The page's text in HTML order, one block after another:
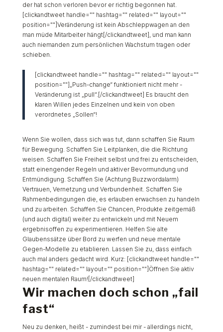
der hat schon verloren bevor er richtig begonnen hat.
[clickandtweet handle="" hashtag="" related="" layout=""
position=""]Veränderung ist kein Abschleppwagen an den
man müde Mitarbeiter hängt[/clickandtweet], und man kann
auch niemanden zum persönlichen Wachstum tragen oder
schieben.
[clickandtweet handle="" hashtag="" related="" layout=""
position=""]„Push-change“ funktioniert nicht mehr -
Veränderung ist „pull“.[/clickandtweet] Es braucht den
klaren Willen jedes Einzelnen und kein von oben
verordnetes „Sollen“!
Wenn Sie wollen, dass sich was tut, dann schaffen Sie Raum
für Bewegung. Schaffen Sie Leitplanken, die die Richtung
weisen. Schaffen Sie Freiheit selbst und frei zu entscheiden,
statt einengender Regeln und aktiver Bevormundung und
Entmündigung. Schaffen Sie (Achtung Buzzwordalarm)
Vertrauen, Vernetzung und Verbundenheit. Schaffen Sie
Rahmenbedingungen die, es erlauben erwachsen zu handeln
und zu arbeiten. Schaffen Sie Chancen, Produkte zeitgemäß
(und auch digital) weiter zu entwickeln und mit Neuem
ergebnisoffen zu experimentieren. Helfen Sie alte
Glaubenssätze über Bord zu werfen und neue mentale
Gegen-Modelle zu etablieren. Lassen Sie zu, dass einfach
auch mal anders gedacht wird. Kurz: [clickandtweet handle=""
hashtag="" related="" layout="" position=""]Öffnen Sie aktiv
neuen mentalen Raum![/clickandtweet]
Wir machen doch schon „fail
fast“
Neu zu denken, heißt - zumindest bei mir - allerdings nicht,